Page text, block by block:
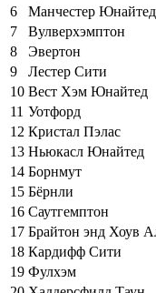
6
Манчестер Юнайтед
7
Вулверхэмптон
8
Эвертон
9
Лестер Сити
10 Вест Хэм Юнайтед
11 Уотфорд
12 Кристал Пэлас
13 Ньюкасл Юнайтед
14 Борнмут
15 Бёрнли
16 Саутгемптон
17 Брайтон энд Хоув
18 Кардифф Сити
19 Фулхэм